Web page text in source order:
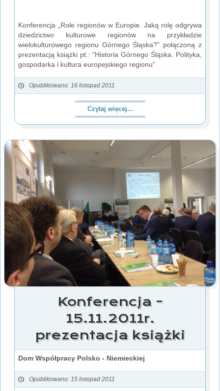
Konferencja „Role regionów w Europie. Jaką rolę odgrywa
dziedzictwo kulturowe regionów na przykładzie
wielokulturowego regionu Górnego Śląska?” połączoną z
prezentacją książki pt.: "Historia Górnego Śląska. Polityka,
gospodarka i kultura europejskiego regionu"
Opublikowano: 16 listopad 2011
Czytaj więcej...
Konferencja -
15.11.2011r.
prezentacja książki
Dom Współpracy Polsko - Niemieckiej
Opublikowano: 15 listopad 2011